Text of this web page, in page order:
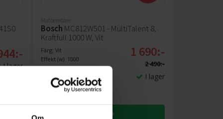
I lager
Matberedare
Bosch MC812W501 - MultiTalent 8,
Kraftfull 1000 W, Vit
Färg: Vit
Effekt (w): 1000
1 690:-
2 490:-
I lager
KÖP